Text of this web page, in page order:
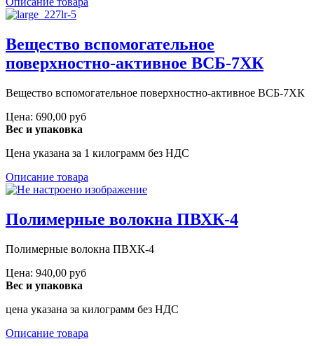
Вещество вспомогательное
поверхностно-активное ВСБ-7ХК
Вещество вспомогательное поверхностно-активное ВСБ-7ХК
Цена: 690,00 руб
Вес и упаковка
Цена указана за 1 килограмм без НДС
Описание товара
Полимерные волокна ПВХК-4
Полимерные волокна ПВХК-4
Цена: 940,00 руб
Вес и упаковка
цена указана за килограмм без НДС
Описание товара